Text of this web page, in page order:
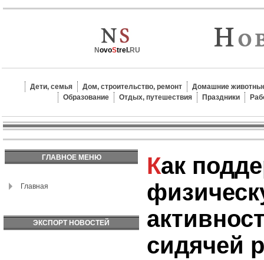
NovoStrel.RU
Дети, семья Дом, строительство, ремонт
Домашние
Образование
Отдых, путешествия Праздники
ГЛАВНОЕ МЕНЮ
Главная
ЭКСПОРТ НОВОСТЕЙ
Как поддерживать
сидячей